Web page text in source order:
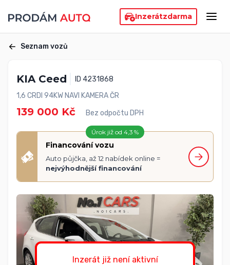
Inzerátzdarma
Seznam vozů
KIA Ceed
ID 4231868
1,6 CRDI 94KW NAVI KAMERA ČR
139 000 Kč Bez odpočtu DPH
Úrok již od 4,3 %
Financování vozu
Auto půjčka, až 12 nabídek online =
nejvýhodnější financování
Inzerát již není aktivní